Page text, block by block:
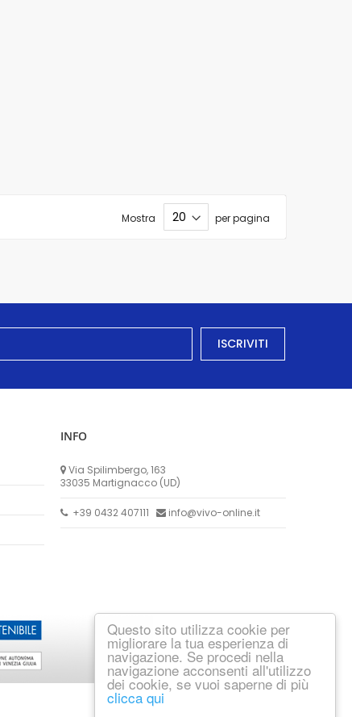
Questo sito utilizza cookie per
migliorare la tua esperienza di
navigazione. Se procedi nella
navigazione acconsenti all'utilizzo
dei cookie, se vuoi saperne di più
clicca qui
Mostra per pagina
ISCRIVITI
INFO
Via Spilimbergo, 163
33035 Martignacco (UD)
+39 0432 407111 info@vivo-online.it